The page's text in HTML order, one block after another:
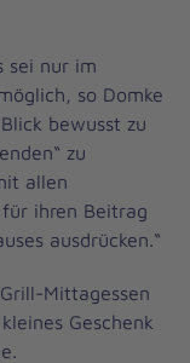
sei nur im
so Domke
bewusst zu
zu
allen
ihren Beitrag
ausdrücken.“
Mittagessen
Geschenk